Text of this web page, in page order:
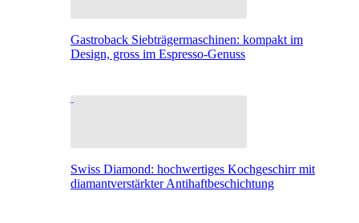
Gastroback Siebträgermaschinen: kompakt im
Design, gross im Espresso-Genuss
Swiss Diamond: hochwertiges Kochgeschirr mit
diamantverstärkter Antihaftbeschichtung